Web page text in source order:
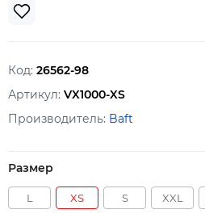
Код: 26562-98
Артикул: VX1000-XS
Производитель: Baft
Размер
L XS S XXL